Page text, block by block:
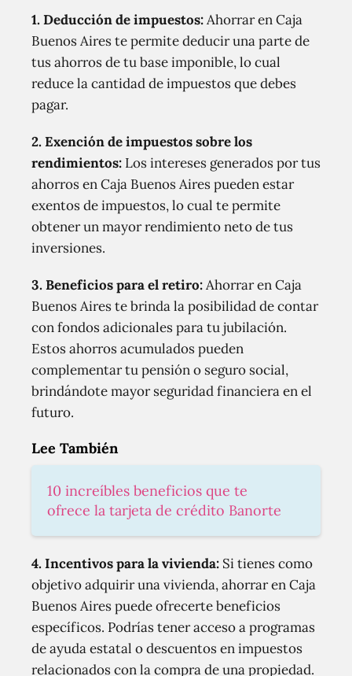
1. Deducción de impuestos:Ahorrar en Caja
Buenos Aires te permite deducir una parte de
tus ahorros de tu base imponible, lo cual
reduce la cantidad de impuestos que debes
pagar.
2. Exención de impuestos sobre los
rendimientos: Los intereses generados por tus
ahorros en Caja Buenos Aires pueden estar
exentos de impuestos, lo cual te permite
obtener un mayor rendimiento neto de tus
inversiones.
3. Beneficios para el retiro:Ahorrar en Caja
Buenos Aires te brinda la posibilidad de contar
con fondos adicionales para tu jubilación.
Estos ahorros acumulados pueden
complementar tu pensión o seguro social,
brindándote mayor seguridad financiera en el
futuro.
Lee También
10 increíbles beneficios que te
ofrece la tarjeta de crédito Banorte
4. Incentivos para la vivienda: Si tienes como
objetivo adquirir una vivienda, ahorrar en Caja
Buenos Aires puede ofrecerte beneficios
específicos. Podrías tener acceso a programas
de ayuda estatal o descuentos en impuestos
relacionados con la compra de una propiedad.